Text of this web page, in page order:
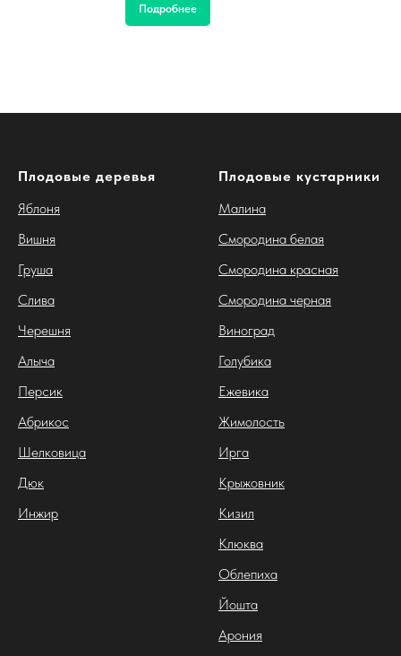
Подробнее
Плодовые деревья
Яблоня
Вишня
Груша
Слива
Черешня
Алыча
Персик
Абрикос
Шелковица
Дюк
Инжир
Плодовые кустарники
Малина
Смородина белая
Смородина красная
Смородина черная
Виноград
Голубика
Ежевика
Жимолость
Ирга
Крыжовник
Кизил
Клюква
Облепиха
Йошта
Арония